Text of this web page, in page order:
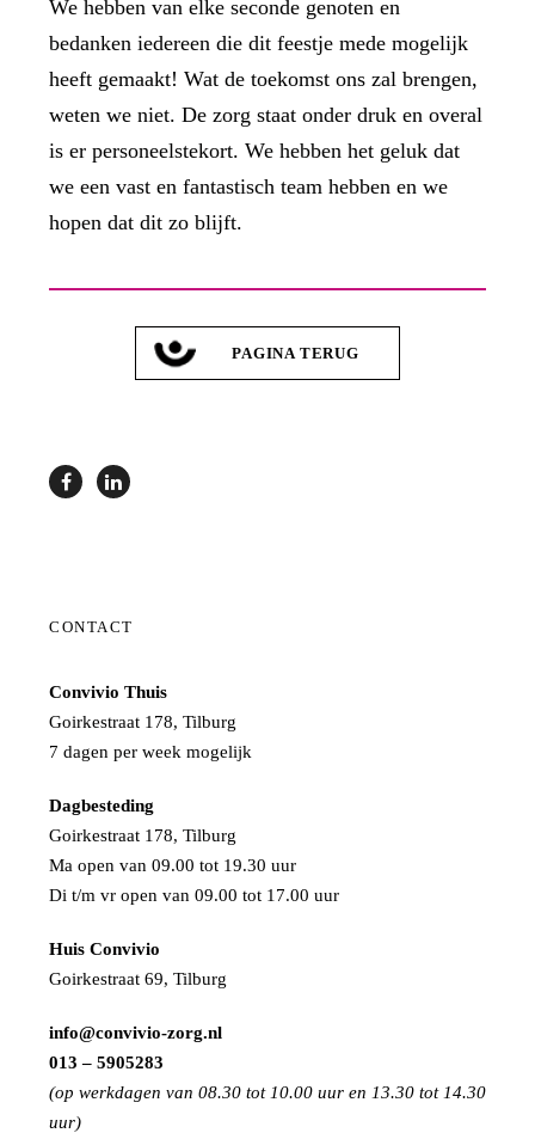
We hebben van elke seconde genoten en
bedanken iedereen die dit feestje mede mogelijk
heeft gemaakt! Wat de toekomst ons zal brengen,
weten we niet. De zorg staat onder druk en overal
is er personeelstekort. We hebben het geluk dat
we een vast en fantastisch team hebben en we
hopen dat dit zo blijft.
PAGINA TERUG
CONTACT
Convivio Thuis
Goirkestraat 178, Tilburg
7 dagen per week mogelijk
Dagbesteding
Goirkestraat 178, Tilburg
Ma open van 09.00 tot 19.30 uur
Di t/m vr open van 09.00 tot 17.00 uur
Huis Convivio
Goirkestraat 69, Tilburg
info@convivio-zorg.nl
013 – 5905283
(op werkdagen van 08.30 tot 10.00 uur en 13.30 tot 14.30
uur)